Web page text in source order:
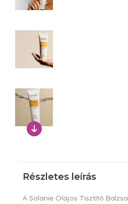
Részletes leírás
A Solanie Olajos Tisztító